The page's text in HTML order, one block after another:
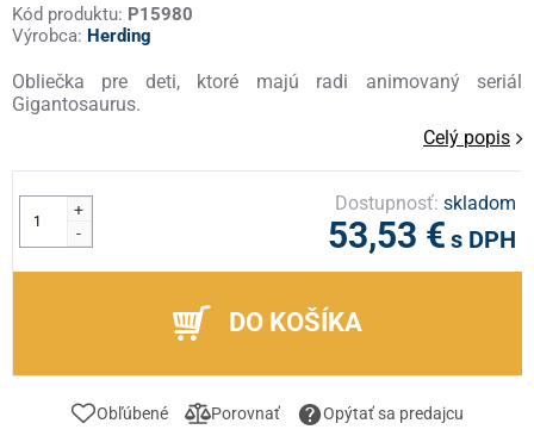
Kód produktu: P15980
Výrobca: Herding
Obliečka pre deti, ktoré majú radi animovaný seriál
Gigantosaurus.
Celý popis
+
-
Dostupnosť:skladom
53,53 € s DPH
DO KOŠÍKA
Obľúbené Porovnať Opýtať sa predajcu